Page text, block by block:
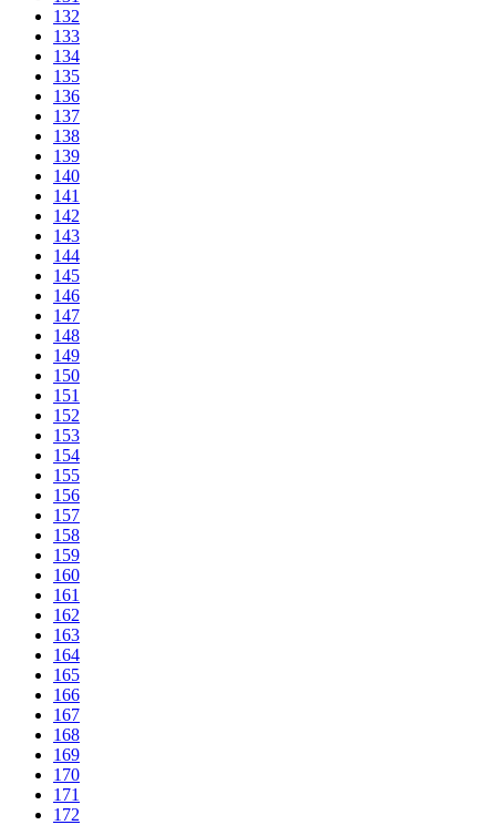
132
133
134
135
136
137
138
139
140
141
142
143
144
145
146
147
148
149
150
151
152
153
154
155
156
157
158
159
160
161
162
163
164
165
166
167
168
169
170
171
172